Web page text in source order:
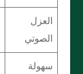
العزل
الصوتي
سهولة